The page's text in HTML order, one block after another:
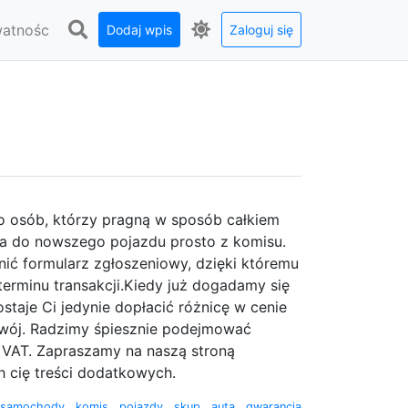
Dodaj wpis Zaloguj się
którzy pragną w sposób całkiem
do nowszego pojazdu prosto z komisu.
formularz zgłoszeniowy, dzięki któremu
transakcji.Kiedy już dogadamy się
Ci jedynie dopłacić różnicę w cenie
Radzimy śpiesznie podejmować
Zapraszamy na naszą stroną
cię treści dodatkowych.